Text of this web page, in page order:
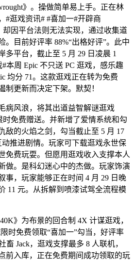
》。操做简单易上手。正在林
#逛戏资讯# #喜加一#开辟商
却因平台法则无法实现，通过收集道
。目前好评率 88%“出格好评”。此中
多平台，截止至 5 月 29 日凌晨 1
本周 Epic 不只送 PC 逛戏，感乐趣
均分 71。这款逛戏正在转为免费
制更新而决定下架。默契！
风浪，将其出道益智解谜逛戏
时免费赠送。并新增了爱情系统和勾
敌的火焰之剑，勾当截止至 5 月 17
动推进剧情。玩家可下载逛戏永世保
免费玩耍。但愿用逛戏收入支撑本人
做。是科幻迷心中的杰做。玩家饰演
事，玩家能够正在时间 4 月 29 日晚
11 元。从拆解到喷漆试驾全流程模
》为布景的回合制 4X 计谋逛戏，
时免费领取“喜加一”勾当，好评率
畜 Jack，逛戏支撑最多 8 人联机，
前入库，正在免费期间成功领取的玩